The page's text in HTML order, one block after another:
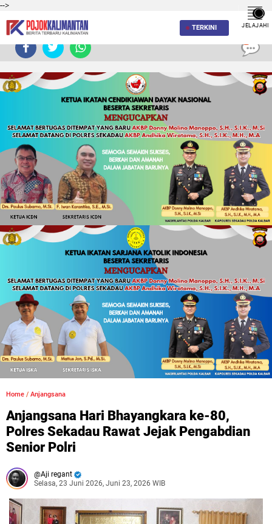
-->
TERKINI JELAJAHI
Home / Anjangsana
Anjangsana Hari Bhayangkara ke-80,
Polres Sekadau Rawat Jejak Pengabdian
Senior Polri
Aji regant
Selasa, 23 Juni 2026, Juni 23, 2026 WIB